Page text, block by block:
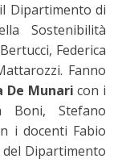
Dipartimento di
Sostenibilità
Federica
Fanno
De Munari con i
Boni, Stefano
i docenti Fabio
del Dipartimento